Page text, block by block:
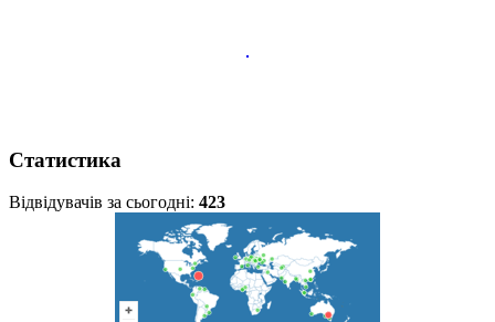
Статистика
Відвідувачів за сьогодні: 423